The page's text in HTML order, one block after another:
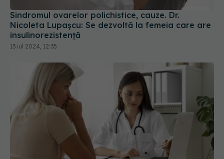
Sindromul ovarelor polichistice, cauze. Dr.
Nicoleta Lupașcu: Se dezvoltă la femeia care are
insulinorezistență
13 iul 2024, 12:35